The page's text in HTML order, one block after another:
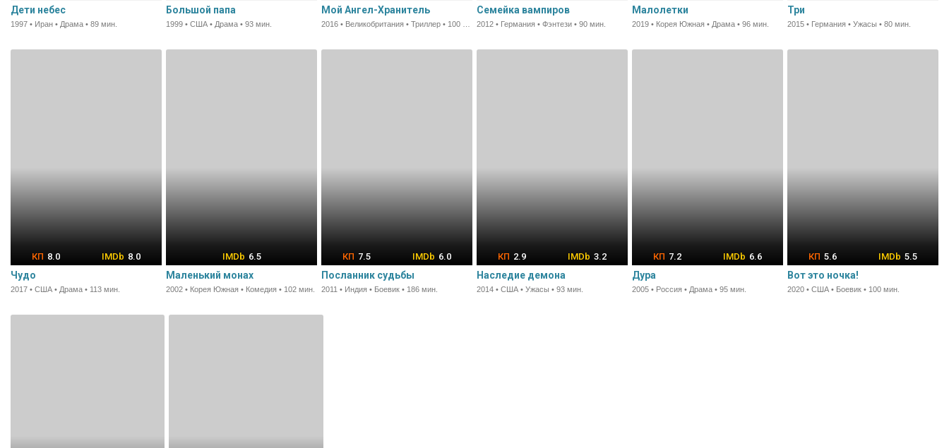
Дети небес
1997 • Иран • Драма • 89 мин.
Большой папа
1999 • США • Драма • 93 мин.
Мой Ангел-Хранитель Семейка вампиров
2012 • Германия • Фэнтези • 90 мин.
Малолетки
2019 • Корея Южная • Драма • 96 мин.
Три
2015 • Германия • Ужасы • 80 мин.
8.0 8.0
Чудо
2017 • США • Драма • 113 мин.
6.5
Маленький монах
2002 • Корея Южная • Комедия • 102 мин.
7.5 6.0
Посланник судьбы
2011 • Индия • Боевик • 186 мин.
2.9 3.2
Наследие демона
2014 • США • Ужасы • 93 мин.
7.2 6.6
Дура
2005 • Россия • Драма • 95 мин.
5.6 5.5
Вот это ночка!
2020 • США • Боевик • 100 мин.